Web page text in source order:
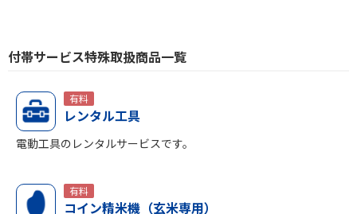
付帯サービス特殊取扱商品一覧
有料
レンタル工具
電動工具のレンタルサービスです。
有料
コイン精米機（玄米専用）